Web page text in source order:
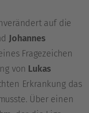
auf die
Johannes
Fragezeichen
von Lukas
Erkrankung das
Über einen